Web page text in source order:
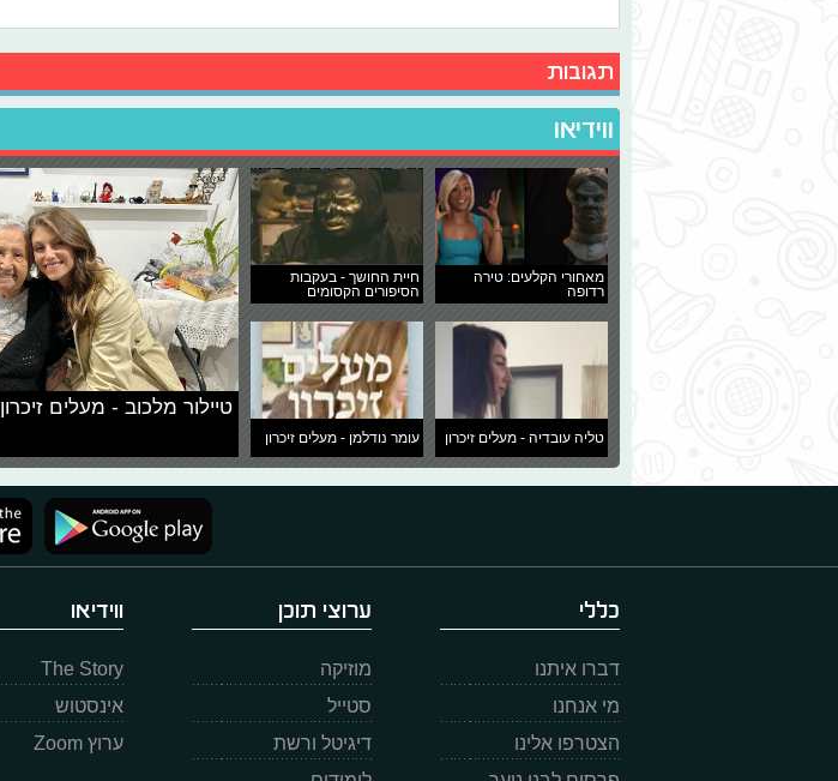
תגובות
ווידיאו
מאחורי הקלעים: טירה
רדופה
חיית החושך - בעקבות
הסיפורים הקסומים
טליה עובדיה - מעלים זיכרון עומר נודלמן - מעלים זיכרון
טיילור מלכוב - מעלים זיכרון
כללי
דברו איתנו
מי אנחנו
הצטרפו אלינו
ערוצי תוכן
מוזיקה
סטייל
דיגיטל ורשת
ווידיאו
The Story
אינסטוש
ערוץ Zoom